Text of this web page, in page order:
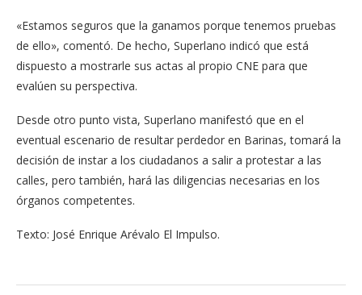
«Estamos seguros que la ganamos porque tenemos pruebas
de ello», comentó. De hecho, Superlano indicó que está
dispuesto a mostrarle sus actas al propio CNE para que
evalúen su perspectiva.
Desde otro punto vista, Superlano manifestó que en el
eventual escenario de resultar perdedor en Barinas, tomará la
decisión de instar a los ciudadanos a salir a protestar a las
calles, pero también, hará las diligencias necesarias en los
órganos competentes.
Texto: José Enrique Arévalo El Impulso.